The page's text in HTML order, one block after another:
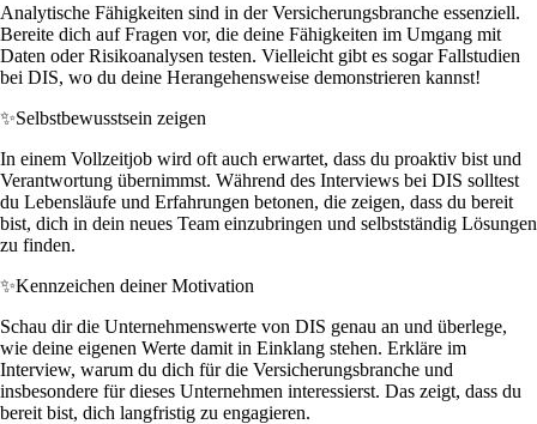
Analytische Fähigkeiten sind in der Versicherungsbranche essenziell.
Bereite dich auf Fragen vor, die deine Fähigkeiten im Umgang mit
Daten oder Risikoanalysen testen. Vielleicht gibt es sogar Fallstudien
bei DIS, wo du deine Herangehensweise demonstrieren kannst!
✨Selbstbewusstsein zeigen
In einem Vollzeitjob wird oft auch erwartet, dass du proaktiv bist und
Verantwortung übernimmst. Während des Interviews bei DIS solltest
du Lebensläufe und Erfahrungen betonen, die zeigen, dass du bereit
bist, dich in dein neues Team einzubringen und selbstständig Lösungen
zu finden.
✨Kennzeichen deiner Motivation
Schau dir die Unternehmenswerte von DIS genau an und überlege,
wie deine eigenen Werte damit in Einklang stehen. Erkläre im
Interview, warum du dich für die Versicherungsbranche und
insbesondere für dieses Unternehmen interessierst. Das zeigt, dass du
bereit bist, dich langfristig zu engagieren.